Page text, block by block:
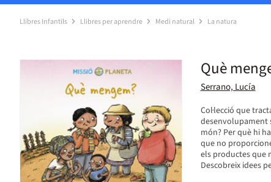
Llibres Infantils Llibres per aprendre Medi natural La natura
Què
Serrano, Lucía
Col·lecció que
desenvolupament
món? Per què hi
que no
els productes que
Descobreix idees